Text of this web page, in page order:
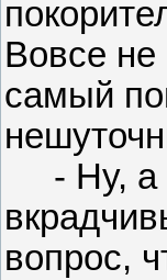
Вовсе не
самый
- Ну, а
вопрос,